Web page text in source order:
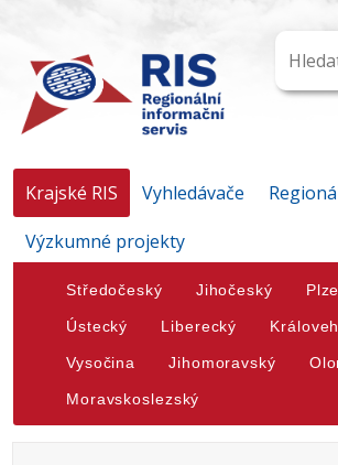
Krajské RIS Vyhledávače
Výzkumné projekty
Středočeský Jihočeský
Ústecký Liberecký
Vysočina Jihomoravský
Moravskoslezský